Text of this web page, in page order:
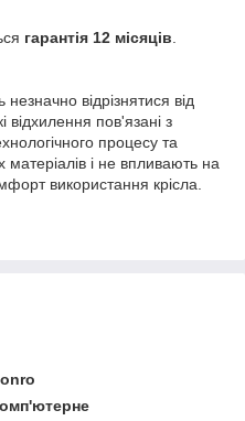
гарантія 12 місяців
відрізнятися від
відхилення пов'язані з
процесу та
і не впливають на
використання крісла.